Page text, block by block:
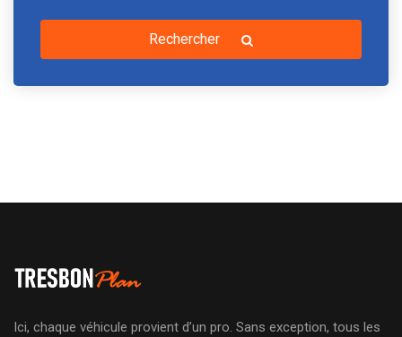
Rechercher
Ici, chaque véhicule provient d’un pro. Sans exception, tous les